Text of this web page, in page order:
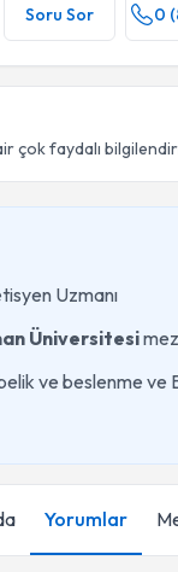
Soru Sor 0
çok faydalı
Uzmanı
Üniversitesi
ve beslenme ve
Yorumlar